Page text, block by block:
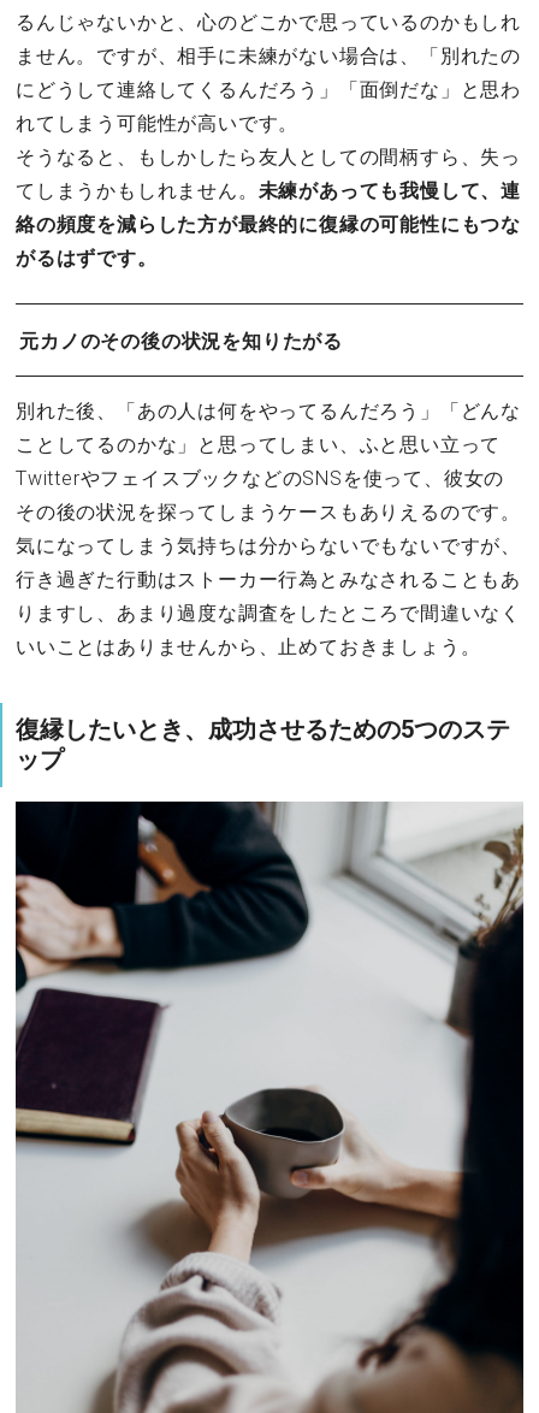
るんじゃないかと、心のどこかで思っているのかもしれ
ません。ですが、相手に未練がない場合は、「別れたの
にどうして連絡してくるんだろう」「面倒だな」と思わ
れてしまう可能性が高いです。
そうなると、もしかしたら友人としての間柄すら、失っ
てしまうかもしれません。 未練があっても我慢して、連
絡の頻度を減らした方が最終的に復縁の可能性にもつな
がるはずです。
元カノのその後の状況を知りたがる
別れた後、「あの人は何をやってるんだろう」「どんな
ことしてるのかな」と思ってしまい、ふと思い立って
TwitterやフェイスブックなどのSNSを使って、彼女の
その後の状況を探ってしまうケースもありえるのです。
気になってしまう気持ちは分からないでもないですが、
行き過ぎた行動はストーカー行為とみなされることもあ
りますし、あまり過度な調査をしたところで間違いなく
いいことはありませんから、止めておきましょう。
復縁したいとき、成功させるための5つのステ
ップ